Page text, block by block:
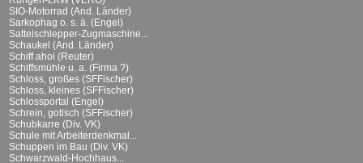
SIO-Motorrad (And. Länder)
Sarkophag o. s. ä. (Engel)
Sattelschlepper-Zugmaschine...
Schaukel (And. Länder)
Schiff ahoi (Reuter)
Schiffsmühle u. a. (Firma ?)
Schloss, großes (SFFischer)
Schloss, kleines (SFFischer)
Schlossportal (Engel)
Schrein, gotisch (SFFischer)
Schubkarre (Div. VK)
Schule mit Arbeiterdenkmal...
Schuppen im Bau (Div. VK)
Schwarzwald-Hochhaus...